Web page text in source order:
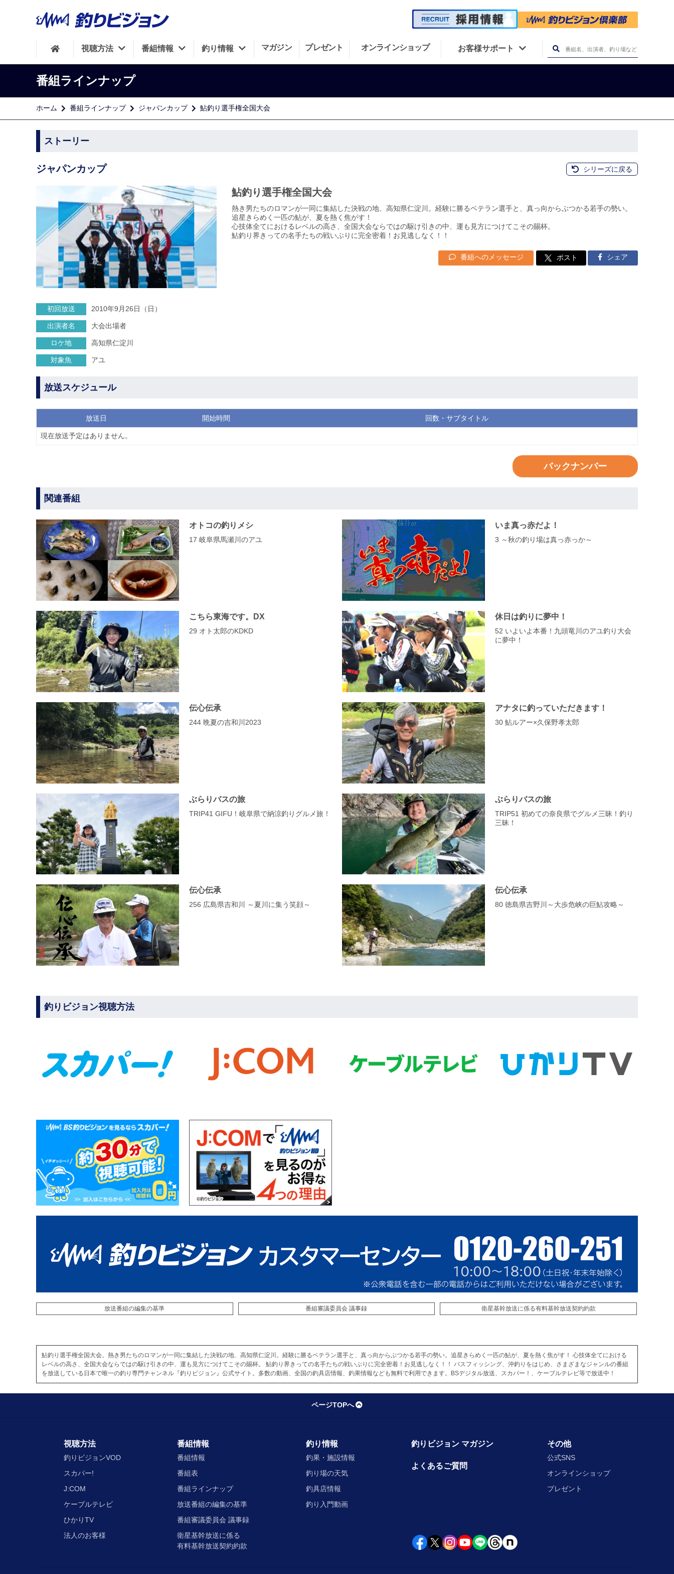
視聴方法 番組情報 釣り情報 マガジン プレゼント オンラインショップ お客様サポート
番組ラインナップ
ホーム 番組ラインナップ ジャパンカップ 鮎釣り選手権全国大会
ストーリー
ジャパンカップ シリーズに戻る
鮎釣り選手権全国大会
熱き男たちのロマンが一同に集結した決戦の地、高知県仁淀川。経験に勝るベテラン選手と、真っ向からぶつかる若手の勢い。
追星きらめく一匹の鮎が、夏を熱く焦がす！
心技体全てにおけるレベルの高さ、全国大会ならではの駆け引きの中、運も見方につけてこその賜杯。
鮎釣り界きっての名手たちの戦いぶりに完全密着！お見逃しなく！！
番組へのメッセージ ポスト シェア
初回放送 2010年9月26日（日）
出演者名 大会出場者
ロケ地 高知県仁淀川
対象魚 アユ
放送スケジュール
放送日 開始時間 回数・サブタイトル
現在放送予定はありません。
バックナンバー
関連番組
オトコの釣りメシ
17 岐阜県馬瀬川のアユ
いま真っ赤だよ！
3 ～秋の釣り場は真っ赤っか～
こちら東海です。DX
29 オト太郎のKDKD
休日は釣りに夢中！
52 いよいよ本番！九頭竜川のアユ釣り大会
に夢中！
伝心伝承
244 晩夏の吉和川2023
アナタに釣っていただきます！
30 鮎ルアー×久保野孝太郎
ぶらりバスの旅
TRIP41 GIFU！岐阜県で納涼釣りグルメ旅！
ぶらりバスの旅
TRIP51 初めての奈良県でグルメ三昧！釣り
三昧！
伝心伝承
256 広島県吉和川 ～夏川に集う笑顔～
伝心伝承
80 徳島県吉野川～大歩危峡の巨鮎攻略～
釣りビジョン視聴方法
放送番組の編集の基準 番組審議委員会 議事録 衛星基幹放送に係る有料基幹放送契約約款
鮎釣り選手権全国大会。熱き男たちのロマンが一同に集結した決戦の地、高知県仁淀川。経験に勝るベテラン選手と、真っ向からぶつかる若手の勢い。追星きらめく一匹の鮎が、夏を熱く焦がす！ 心技体全てにおける
レベルの高さ、全国大会ならではの駆け引きの中、運も見方につけてこその賜杯。 鮎釣り界きっての名手たちの戦いぶりに完全密着！お見逃しなく！！ バスフィッシング、沖釣りをはじめ、さまざまなジャンルの番組
を放送している日本で唯一の釣り専門チャンネル『釣りビジョン』公式サイト。多数の動画、全国の釣具店情報、釣果情報なども無料で利用できます。BSデジタル放送、スカパー！、ケーブルテレビ等で放送中！
ページTOPへ
視聴方法
釣りビジョンVOD
スカパー!
J:COM
ケーブルテレビ
ひかりTV
法人のお客様
番組情報
番組情報
番組表
番組ラインナップ
放送番組の編集の基準
番組審議委員会 議事録
衛星基幹放送に係る
有料基幹放送契約約款
釣り情報
釣果・施設情報
釣り場の天気
釣具店情報
釣り入門動画
釣りビジョン マガジン
よくあるご質問
その他
公式SNS
オンラインショップ
プレゼント